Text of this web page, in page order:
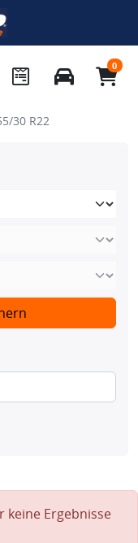
0
30 R22
keine Ergebnisse